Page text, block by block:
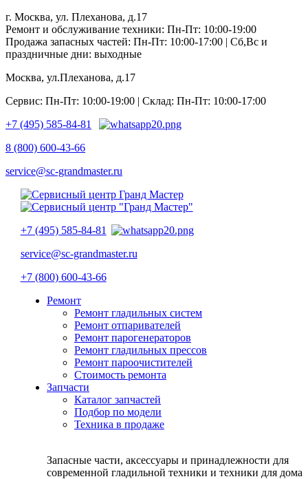
г. Москва, ул. Плеханова, д.17
Ремонт и обслуживание техники: Пн-Пт: 10:00-19:00
Продажа запасных частей: Пн-Пт: 10:00-17:00 | Сб,Вс и
праздничные дни: выходные
Москва, ул.Плеханова, д.17
Сервис: Пн-Пт: 10:00-19:00 | Склад: Пн-Пт: 10:00-17:00
+7 (495) 585-84-81
8 (800) 600-43-66
service@sc-grandmaster.ru
+7 (495) 585-84-81
service@sc-grandmaster.ru
+7 (800) 600-43-66
Ремонт
Ремонт гладильных систем
Ремонт отпаривателей
Ремонт парогенераторов
Ремонт гладильных прессов
Ремонт пароочистителей
Стоимость ремонта
Запчасти
Каталог запчастей
Подбор по модели
Техника в продаже
Запасные части, аксессуары и принадлежности для
современной гладильной техники и техники для дома